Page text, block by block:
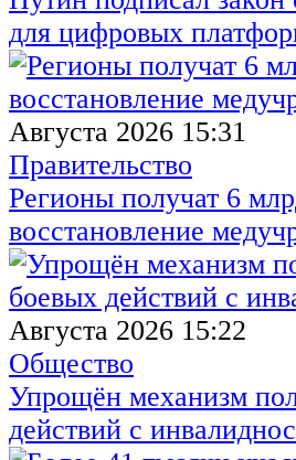
для цифровых
Августа 2026 15:31
Правительство
Регионы получат 6
восстановление
Августа 2026 15:22
Общество
Упрощён механизм
действий с